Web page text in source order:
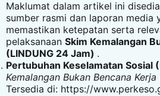
Maklumat dalam artikel ini
sumber rasmi dan laporan media
memastikan ketepatan serta
pelaksanaan Skim Kemalangan
(LINDUNG 24 Jam) .
Pertubuhan Keselamatan Sosial
Kemalangan Bukan Bencana
Tersedia di: https://